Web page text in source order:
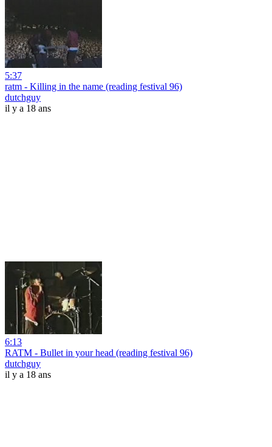
5:37
ratm - Killing in the name (reading festival 96)
dutchguy
il y a 18 ans
6:13
RATM - Bullet in your head (reading festival 96)
dutchguy
il y a 18 ans